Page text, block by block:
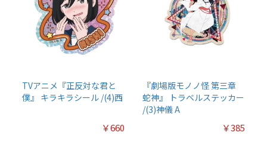
TVアニメ『正反対な君と
僕』 キラキラシール /(4)西
￥660
『劇場版モノノ怪 第三章
蛇神』 トラベルステッカー
/(3)神儀 A
￥385